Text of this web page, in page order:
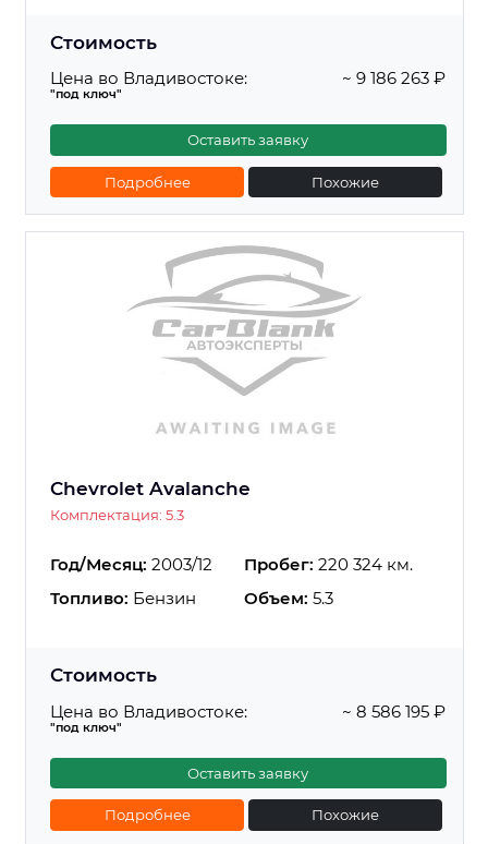
Стоимость
Цена во Владивостоке:
"под ключ"
~ 9 186 263 ₽
Оставить заявку
Подробнее Похожие
Chevrolet Avalanche
Комплектация: 5.3
Год/Месяц: 2003/12 Пробег: 220 324 км.
Топливо: Бензин Объем: 5.3
Стоимость
Цена во Владивостоке:
"под ключ"
~ 8 586 195 ₽
Оставить заявку
Подробнее Похожие